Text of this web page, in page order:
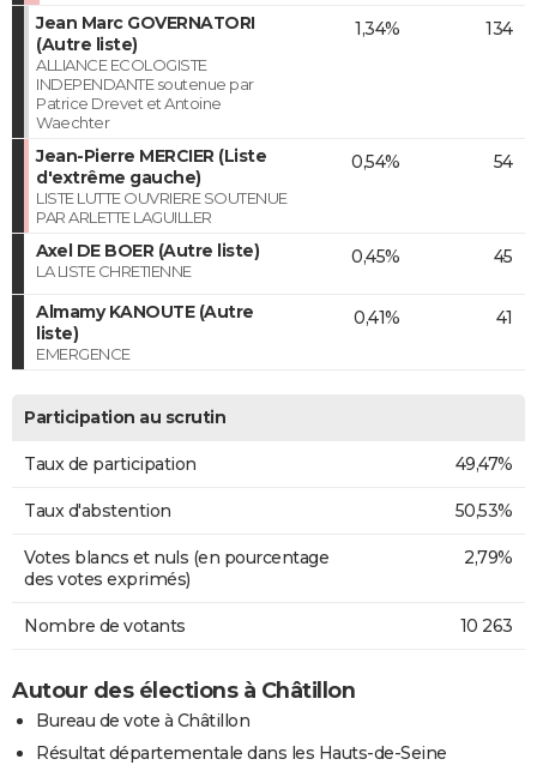
Jean Marc GOVERNATORI
(Autre liste)
ALLIANCE ECOLOGISTE
INDEPENDANTE soutenue par
Patrice Drevet et Antoine
Waechter
1,34% 134
Jean-Pierre MERCIER (Liste
d'extrême gauche)
LISTE LUTTE OUVRIERE SOUTENUE
PAR ARLETTE LAGUILLER
0,54% 54
Axel DE BOER (Autre liste)
LA LISTE CHRETIENNE
0,45% 45
Almamy KANOUTE (Autre
liste)
EMERGENCE
0,41% 41
Participation au scrutin
Taux de participation 49,47%
Taux d'abstention 50,53%
Votes blancs et nuls (en pourcentage
des votes exprimés)
2,79%
Nombre de votants 10 263
Autour des élections à Châtillon
Bureau de vote à Châtillon
Résultat départementale dans les Hauts-de-Seine